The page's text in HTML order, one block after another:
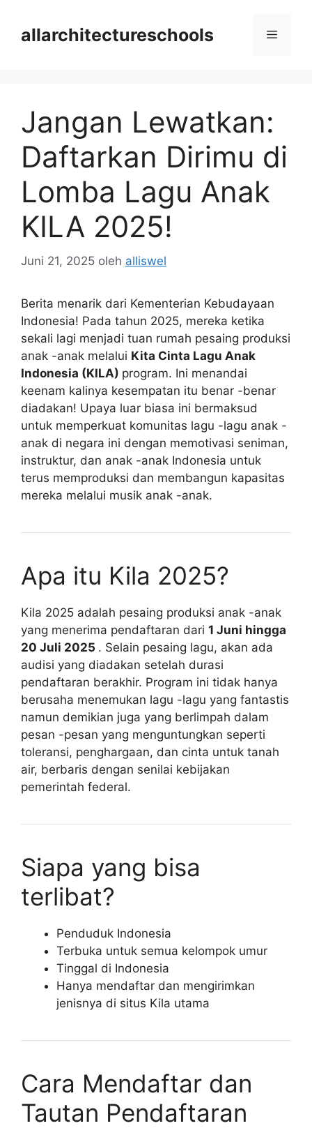
allarchitectureschools Menu
Jangan Lewatkan:
Daftarkan Dirimu di
Lomba Lagu Anak
KILA 2025!
Juni 21, 2025 oleh alliswel
Berita menarik dari Kementerian Kebudayaan
Indonesia! Pada tahun 2025, mereka ketika
sekali lagi menjadi tuan rumah pesaing produksi
anak -anak melalui Kita Cinta Lagu Anak
Indonesia (KILA) program. Ini menandai
keenam kalinya kesempatan itu benar -benar
diadakan! Upaya luar biasa ini bermaksud
untuk memperkuat komunitas lagu -lagu anak -
anak di negara ini dengan memotivasi seniman,
instruktur, dan anak -anak Indonesia untuk
terus memproduksi dan membangun kapasitas
mereka melalui musik anak -anak.
Apa itu Kila 2025?
Kila 2025 adalah pesaing produksi anak -anak
yang menerima pendaftaran dari 1 Juni hingga
20 Juli 2025 . Selain pesaing lagu, akan ada
audisi yang diadakan setelah durasi
pendaftaran berakhir. Program ini tidak hanya
berusaha menemukan lagu -lagu yang fantastis
namun demikian juga yang berlimpah dalam
pesan -pesan yang menguntungkan seperti
toleransi, penghargaan, dan cinta untuk tanah
air, berbaris dengan senilai kebijakan
pemerintah federal.
Siapa yang bisa
terlibat?
Penduduk Indonesia
Terbuka untuk semua kelompok umur
Tinggal di Indonesia
Hanya mendaftar dan mengirimkan
jenisnya di situs Kila utama
Cara Mendaftar dan
Tautan Pendaftaran